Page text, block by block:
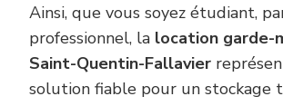
Ainsi, que vous soyez étudiant,
professionnel, la location garde-
Saint-Quentin-Fallavier
solution fiable pour un stockage